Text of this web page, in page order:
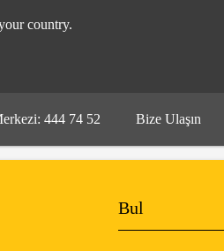
country.
444 74 52 Bize Ulaşın